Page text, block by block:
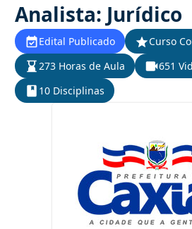
Analista: Jurídico
Edital Publicado
Curso
273 Horas de Aula
651
10 Disciplinas